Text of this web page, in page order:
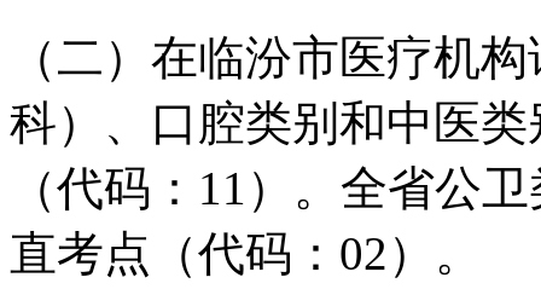
（二）在临汾市医疗机
科）、口腔类别和中医
（代码：11）。全省公
直考点（代码：02）。